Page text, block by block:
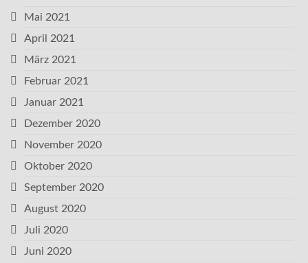
Mai 2021
April 2021
März 2021
Februar 2021
Januar 2021
Dezember 2020
November 2020
Oktober 2020
September 2020
August 2020
Juli 2020
Juni 2020